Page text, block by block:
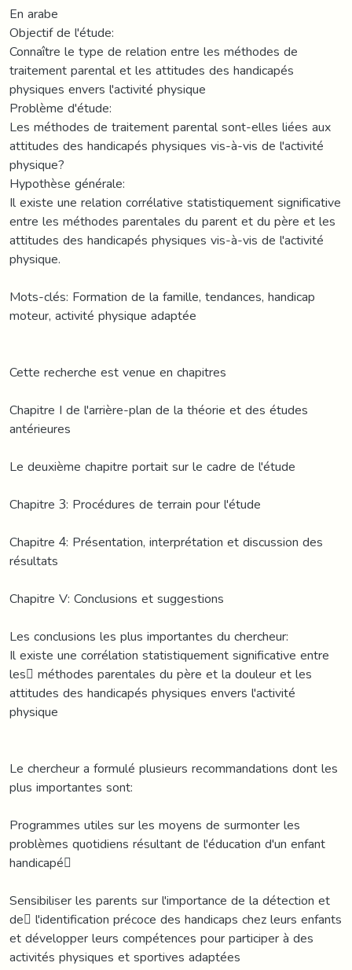
En arabe
Objectif de l'étude:
Connaître le type de relation entre les méthodes de
traitement parental et les attitudes des handicapés
physiques envers l'activité physique
Problème d'étude:
Les méthodes de traitement parental sont-elles liées aux
attitudes des handicapés physiques vis-à-vis de l'activité
physique?
Hypothèse générale:
Il existe une relation corrélative statistiquement significative
entre les méthodes parentales du parent et du père et les
attitudes des handicapés physiques vis-à-vis de l'activité
physique.
Mots-clés: Formation de la famille, tendances, handicap
moteur, activité physique adaptée
Cette recherche est venue en chapitres
Chapitre I de l'arrière-plan de la théorie et des études
antérieures
Le deuxième chapitre portait sur le cadre de l'étude
Chapitre 3: Procédures de terrain pour l'étude
Chapitre 4: Présentation, interprétation et discussion des
résultats
Chapitre V: Conclusions et suggestions
Les conclusions les plus importantes du chercheur:
Il existe une corrélation statistiquement significative entre
les méthodes parentales du père et la douleur et les
attitudes des handicapés physiques envers l'activité
physique
Le chercheur a formulé plusieurs recommandations dont les
plus importantes sont:
Programmes utiles sur les moyens de surmonter les
problèmes quotidiens résultant de l'éducation d'un enfant
handicapé
Sensibiliser les parents sur l'importance de la détection et
de l'identification précoce des handicaps chez leurs enfants
et développer leurs compétences pour participer à des
activités physiques et sportives adaptées